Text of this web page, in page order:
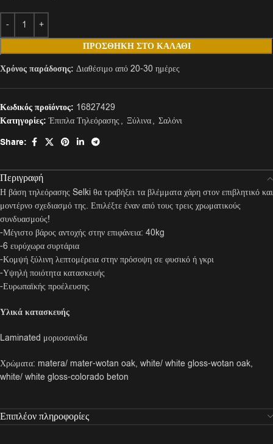
ΠΡΟΣΘΉΚΗ ΣΤΟ ΚΑΛΆΘΙ
Χρόνος παράδοσης: Διαθέσιμο από 20-30 ημέρες
Κωδικός προϊόντος: 16827429
Κατηγορίες: Έπιπλα Τηλεόρασης, Ξύλινα, Σαλόνι
Share:
Περιγραφή
Η βάση τηλεόρασης Selki θα τραβήξει τα βλέμματα χάρη στον επιβλητικό και
μοντέρνο σχεδιασμό της. Επιλέξτε έναν από τους τρεις χρωματικούς
συνδυασμούς!
-Μέγιστο βάρος αντοχής στην επιφάνεια: 40kg
-6 ευρύχωρα συρτάρια
-Κομψή ξύλινη λεπτομέρεια στην πρόσοψη σε φυσικό ή γκρι
-Υψηλή ποιότητα κατασκευής
-Ευρωπαϊκής προέλευσης
Υλικά κατασκευής
Laminated μοριοσανίδα
Χρώματα: matera/ mater-wotan oak, white/ white gloss-wotan oak,
white/ white gloss-colorado beton
Επιπλέον πληροφορίες